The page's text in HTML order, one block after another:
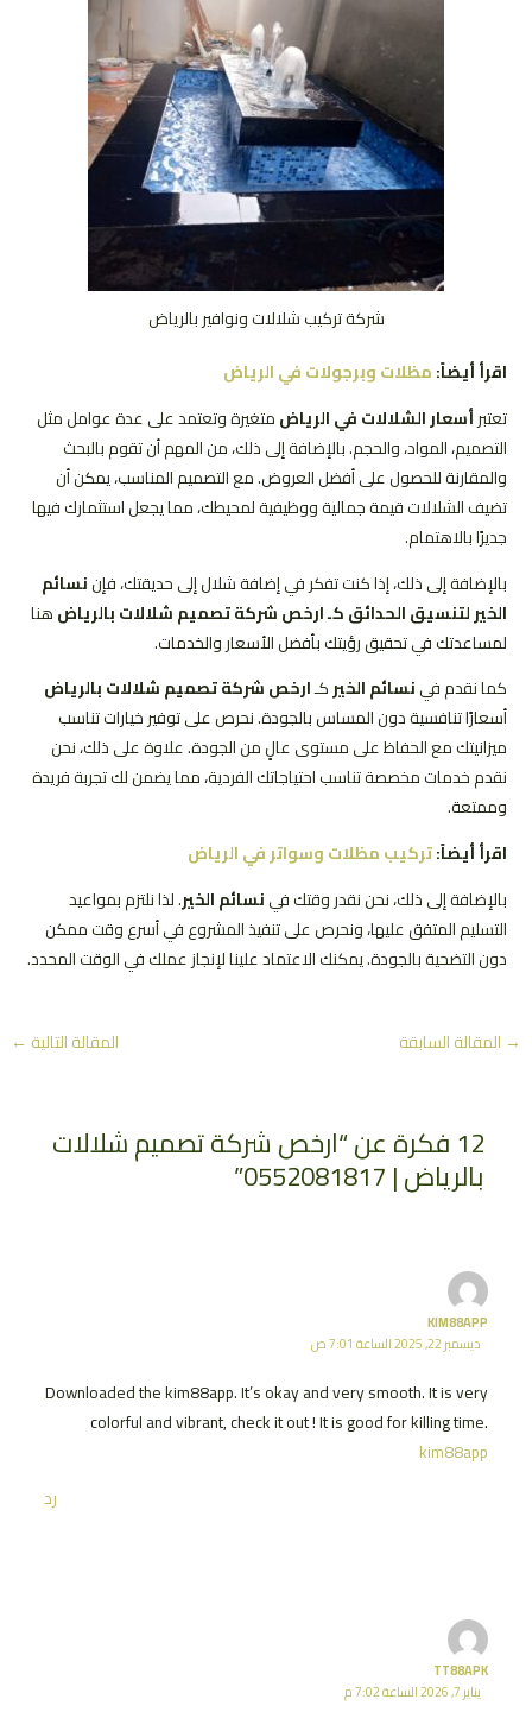
شركة تركيب شلالات ونوافير بالرياض
اقرأ أيضاً:مظلات وبرجولات في الرياض
تعتبرأسعار الشلالات في الرياضمتغيرة وتعتمد على عدة عوامل مثل
التصميم، المواد، والحجم. بالإضافة إلى ذلك، من المهم أن تقوم بالبحث
والمقارنة للحصول على أفضل العروض. مع التصميم المناسب، يمكن أن
تضيف الشلالات قيمة جمالية ووظيفية لمحيطك، مما يجعل استثمارك فيها
جديرًا بالاهتمام.
بالإضافة إلى ذلك، إذا كنت تفكر في إضافة شلال إلى حديقتك، فإننسائم
الخير لتنسيق الحدائق كـ ارخص شركة تصميم شلالات بالرياضهنا
لمساعدتك في تحقيق رؤيتك بأفضل الأسعار والخدمات.
كما نقدم فينسائم الخيركـارخص شركة تصميم شلالات بالرياض
أسعارًا تنافسية دون المساس بالجودة. نحرص على توفير خيارات تناسب
ميزانيتك مع الحفاظ على مستوى عالٍ من الجودة. علاوة على ذلك، نحن
نقدم خدمات مخصصة تناسب احتياجاتك الفردية، مما يضمن لك تجربة فريدة
وممتعة.
اقرأ أيضاً:تركيب مظلات وسواتر في الرياض
بالإضافة إلى ذلك، نحن نقدر وقتك فينسائم الخير. لذا نلتزم بمواعيد
التسليم المتفق عليها، ونحرص على تنفيذ المشروع في أسرع وقت ممكن
دون التضحية بالجودة. يمكنك الاعتماد علينا لإنجاز عملك في الوقت المحدد.
Post
→ المقالة السابقة المقالة التالية ←
12 فكرة عن “ارخص شركة تصميم شلالات
بالرياض | 0552081817”
KIM88APP
ديسمبر 22, 2025 الساعة 7:01 ص
Downloaded the kim88app. It’s okay and very smooth. It is very
colorful and vibrant, check it out ! It is good for killing time.
kim88app
رد
TT88APK
يناير 7, 2026 الساعة 7:02 م